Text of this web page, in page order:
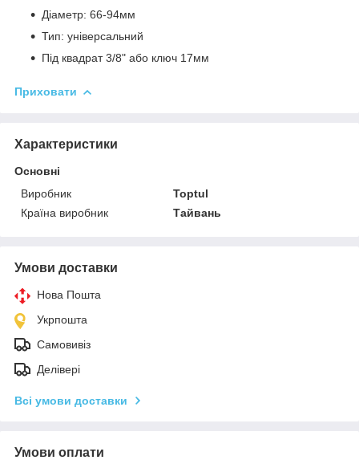
Діаметр: 66-94мм
Тип: універсальний
Під квадрат 3/8" або ключ 17мм
Приховати
Характеристики
Основні
Виробник
Toptul
Країна виробник
Тайвань
Умови доставки
Нова Пошта
Укрпошта
Самовивіз
Делівері
Всі умови доставки
Умови оплати